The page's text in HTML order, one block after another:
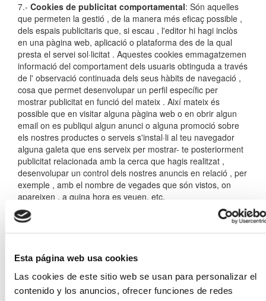
Esta página web usa cookies
Las cookies de este sitio web se usan para personalizar el
contenido y los anuncios, ofrecer funciones de redes
7.- Cookies de publicitat comportamental: Són aquelles
que permeten la gestió , de la manera més eficaç possible ,
dels espais publicitaris que, si escau , l'editor hi hagi inclòs
en una pàgina web, aplicació o plataforma des de la qual
presta el servei sol·licitat . Aquestes cookies emmagatzemen
informació del comportament dels usuaris obtinguda a través
de l' observació continuada dels seus hàbits de navegació ,
cosa que permet desenvolupar un perfil específic per
mostrar publicitat en funció del mateix . Així mateix és
possible que en visitar alguna pàgina web o en obrir algun
email on es publiqui algun anunci o alguna promoció sobre
els nostres productes o serveis s'instal·li al teu navegador
alguna galeta que ens serveix per mostrar- te posteriorment
publicitat relacionada amb la cerca que hagis realitzat ,
desenvolupar un control dels nostres anuncis en relació , per
exemple , amb el nombre de vegades que són vistos, on
apareixen , a quina hora es veuen, etc.
4.- TIPUS DE COOKIES
UTILITZADES PER AQUEST
LLOC WEB
Les galetes utilitzades al nostre lloc web, són de sessió i de
tercers , i ens permeten emmagatzemar i accedir a
informació relativa a l'idioma, el tipus de navegador utilitzat i